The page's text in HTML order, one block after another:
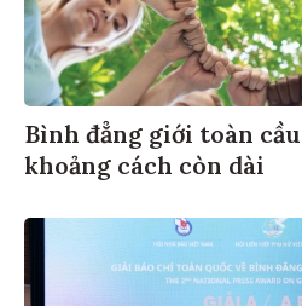
Bình đẳng giới toàn
khoảng cách còn dài